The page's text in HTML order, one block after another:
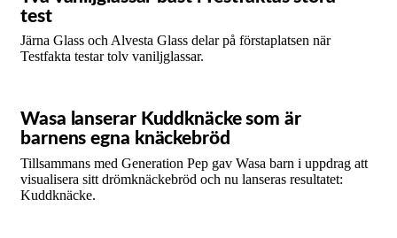
test
Järna Glass och Alvesta Glass delar på förstaplatsen när
Testfakta testar tolv vaniljglassar.
Wasa lanserar Kuddknäcke som är
barnens egna knäckebröd
Tillsammans med Generation Pep gav Wasa barn i uppdrag att
visualisera sitt drömknäckebröd och nu lanseras resultatet:
Kuddknäcke.